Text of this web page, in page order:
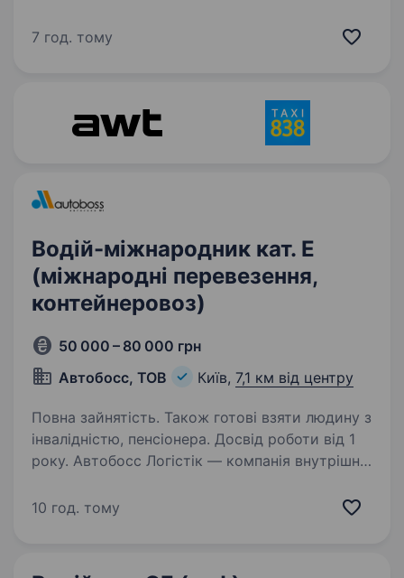
СE Досвід роботи з автоцистерною Знання
7 год. тому
Водій-міжнародник кат. Е
(міжнародні перевезення,
контейнеровоз)
50 000 – 80 000 грн
Автобосс, ТОВ
Київ, 7,1 км від центру
Повна зайнятість. Також готові взяти людину з
інвалідністю, пенсіонера. Досвід роботи від 1
року. Автобосс Логістік — компанія внутрішніх
з високими стандартами безпеки та надійним
10 год. тому